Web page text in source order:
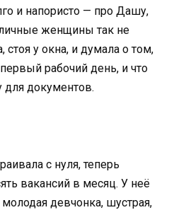
и напористо — про Дашу,
женщины так не
у окна, и думала о том,
рабочий день, и что
для документов.
с нуля, теперь
вакансий в месяц. У неё
девчонка, шустрая,